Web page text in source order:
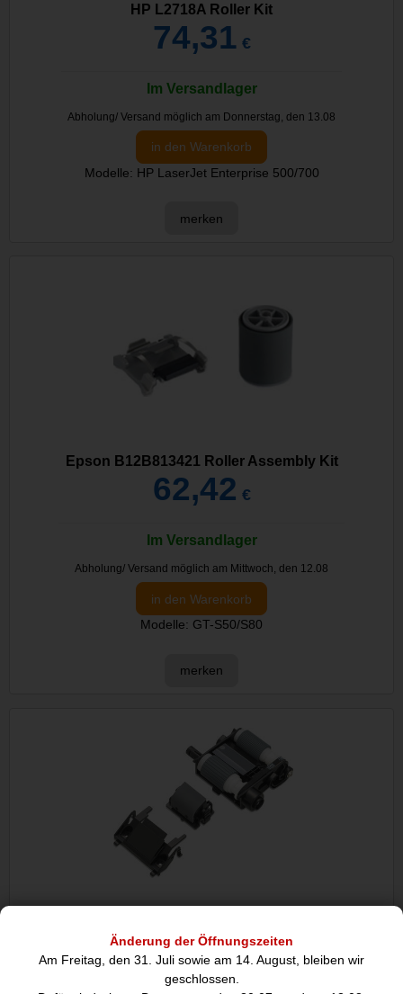
Änderung der Öffnungszeiten
Am Freitag, den 31. Juli sowie am 14. August, bleiben wir
geschlossen.
HP L2718A Roller Kit
74,31 €
Modelle: HP LaserJet Enterprise 500/700
merken
Im Versandlager
Abholung/ Versand möglich am Donnerstag, den 13.08
in den Warenkorb
Epson B12B813421 Roller Assembly Kit
62,42 €
Modelle: GT-S50/S80
merken
Im Versandlager
Abholung/ Versand möglich am Mittwoch, den 12.08
in den Warenkorb
Scannerzubehör
59,97€